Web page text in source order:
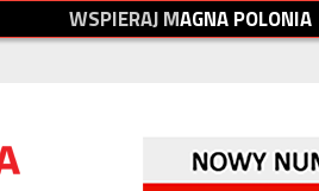
WSPIERAJMAGNAPOLONIA